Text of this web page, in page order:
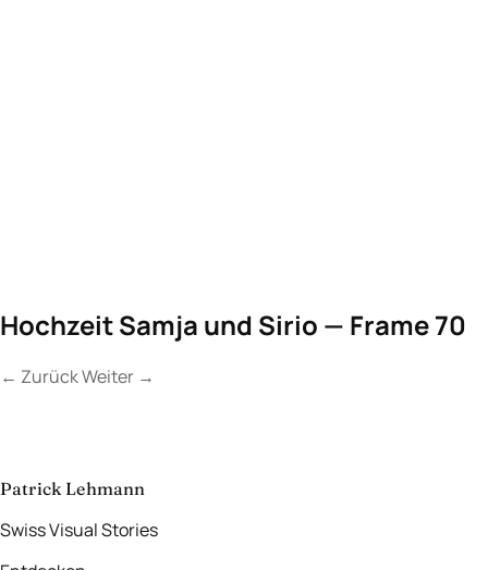
Hochzeit Samja und Sirio — Frame 70
← ZurückWeiter →
aufnehmen→
Patrick Lehmann
Swiss Visual Stories